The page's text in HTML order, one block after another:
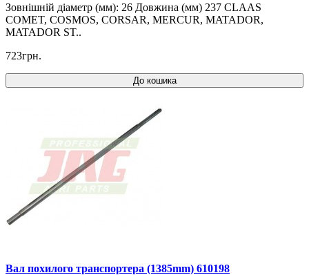
Зовнішній діаметр (мм): 26 Довжина (мм) 237 CLAAS
COMET, COSMOS, CORSAR, MERCUR, MATADOR,
MATADOR ST..
723грн.
До кошика
Вал похилого транспортера (1385mm) 610198